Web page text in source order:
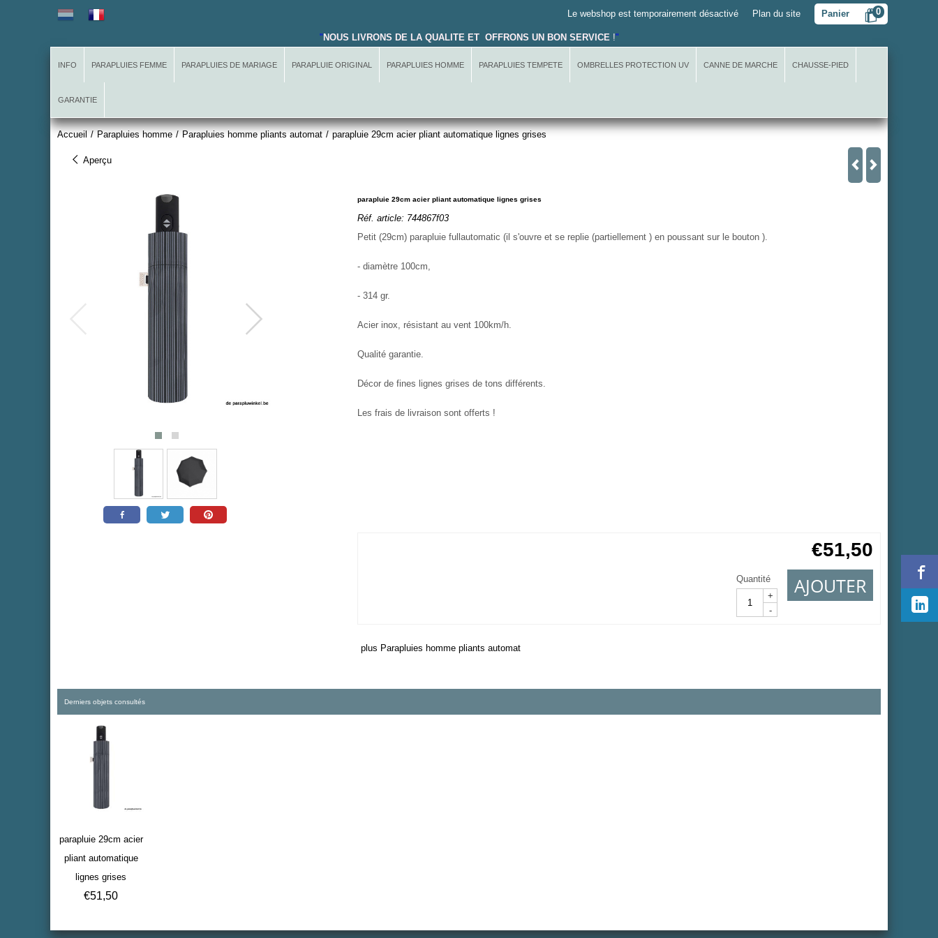
Panier 0
Le webshop est temporairement désactivé Plan du site
" NOUS LIVRONS DE LA QUALITE ET OFFRONS UN BON SERVICE !"
INFO PARAPLUIES FEMME PARAPLUIES DE MARIAGE PARAPLUIE ORIGINAL PARAPLUIES HOMME PARAPLUIES TEMPETE OMBRELLES PROTECTION UV CANNE DE MARCHE CHAUSSE-PIED
GARANTIE
Accueil / Parapluies homme / Parapluies homme pliants automat / parapluie 29cm acier pliant automatique lignes grises
Aperçu
parapluie 29cm acier pliant automatique lignes grises
Réf. article: 744867f03
Petit (29cm) parapluie fullautomatic (il s'ouvre et se replie (partiellement ) en poussant sur le bouton ).
- diamètre 100cm,
- 314 gr.
Acier inox, résistant au vent 100km/h.
Qualité garantie.
Décor de fines lignes grises de tons différents.
Les frais de livraison sont offerts !
€51,50
Quantité
+
-
AJOUTER
plus Parapluies homme pliants automat
Derniers objets consultés
parapluie 29cm acier
pliant automatique
lignes grises
€51,50